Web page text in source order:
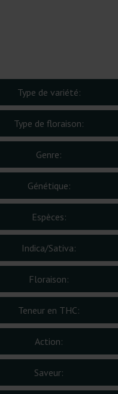
Type de variété:
Type de floraison:
Genre:
Génétique:
Espèces:
Indica/Sativa:
Floraison:
Teneur en THC:
Action:
Saveur: